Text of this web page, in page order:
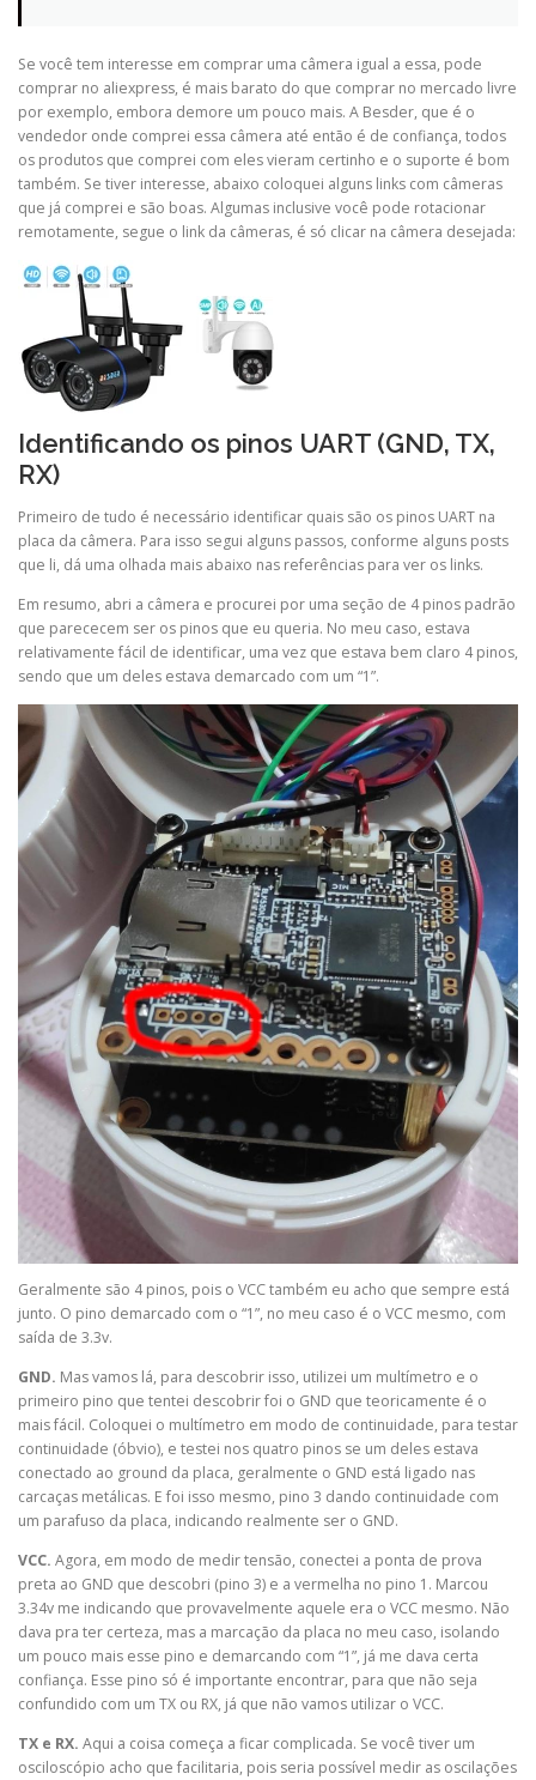
Se você tem interesse em comprar uma câmera igual a essa, pode
comprar no aliexpress, é mais barato do que comprar no mercado livre
por exemplo, embora demore um pouco mais. A Besder, que é o
vendedor onde comprei essa câmera até então é de confiança, todos
os produtos que comprei com eles vieram certinho e o suporte é bom
também. Se tiver interesse, abaixo coloquei alguns links com câmeras
que já comprei e são boas. Algumas inclusive você pode rotacionar
remotamente, segue o link da câmeras, é só clicar na câmera desejada:
Identificando os pinos UART (GND, TX,
RX)
Primeiro de tudo é necessário identificar quais são os pinos UART na
placa da câmera. Para isso segui alguns passos, conforme alguns posts
que li, dá uma olhada mais abaixo nas referências para ver os links.
Em resumo, abri a câmera e procurei por uma seção de 4 pinos padrão
que parececem ser os pinos que eu queria. No meu caso, estava
relativamente fácil de identificar, uma vez que estava bem claro 4 pinos,
sendo que um deles estava demarcado com um “1”.
Geralmente são 4 pinos, pois o VCC também eu acho que sempre está
junto. O pino demarcado com o “1”, no meu caso é o VCC mesmo, com
saída de 3.3v.
GND. Mas vamos lá, para descobrir isso, utilizei um multímetro e o
primeiro pino que tentei descobrir foi o GND que teoricamente é o
mais fácil. Coloquei o multímetro em modo de continuidade, para testar
continuidade (óbvio), e testei nos quatro pinos se um deles estava
conectado ao ground da placa, geralmente o GND está ligado nas
carcaças metálicas. E foi isso mesmo, pino 3 dando continuidade com
um parafuso da placa, indicando realmente ser o GND.
VCC. Agora, em modo de medir tensão, conectei a ponta de prova
preta ao GND que descobri (pino 3) e a vermelha no pino 1. Marcou
3.34v me indicando que provavelmente aquele era o VCC mesmo. Não
dava pra ter certeza, mas a marcação da placa no meu caso, isolando
um pouco mais esse pino e demarcando com “1”, já me dava certa
confiança. Esse pino só é importante encontrar, para que não seja
confundido com um TX ou RX, já que não vamos utilizar o VCC.
TX e RX. Aqui a coisa começa a ficar complicada. Se você tiver um
osciloscópio acho que facilitaria, pois seria possível medir as oscilações